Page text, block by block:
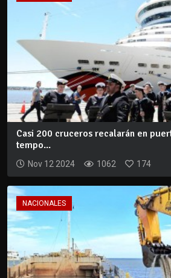
Casi 200 cruceros recalarán en
tempo...
Nov 12 2024 1062 174
NACIONALES